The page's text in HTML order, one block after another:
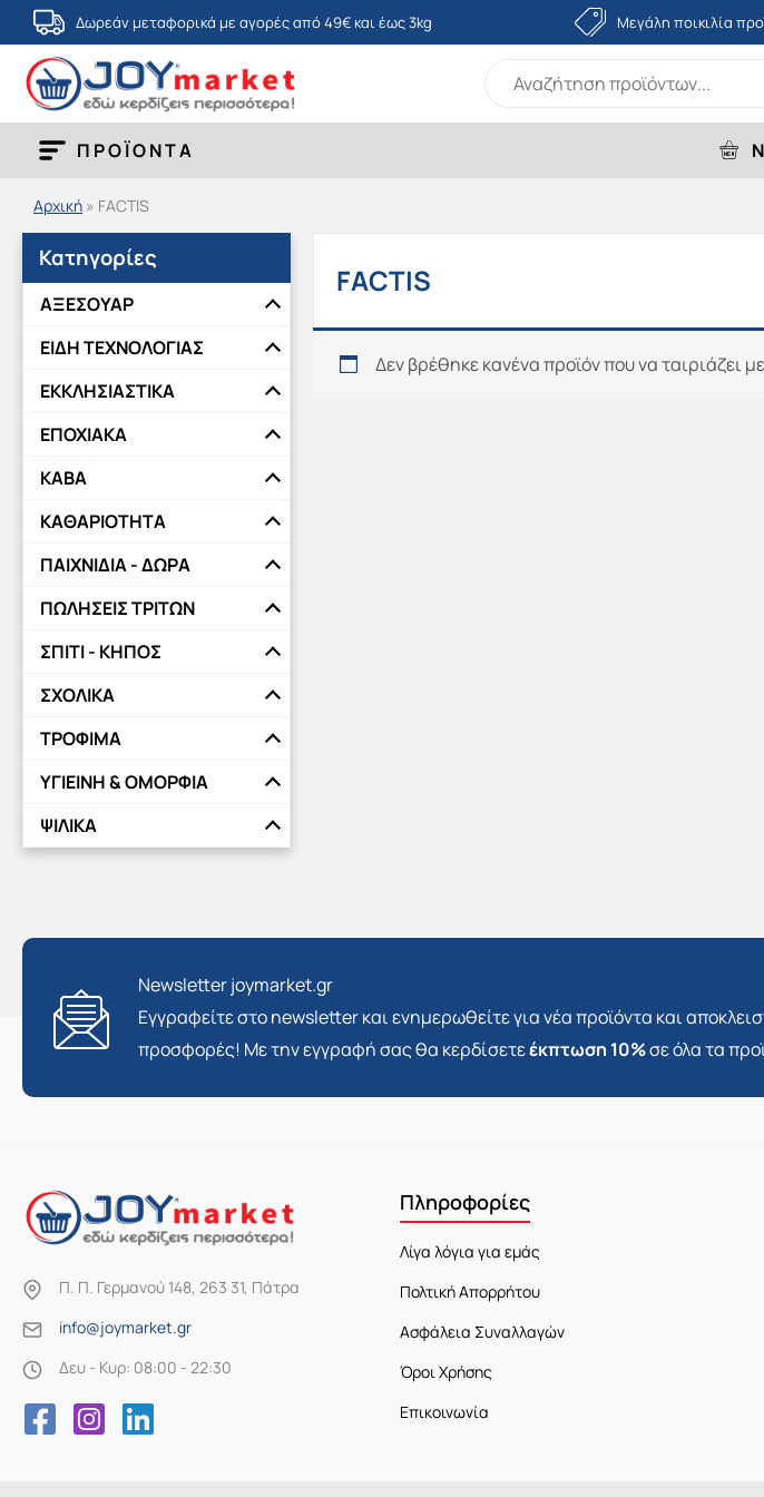
Μετάβαση
στο
περιεχόμενο
Δωρεάν μεταφορικά με αγορές από 49€ και έως 3kg Μεγάλη ποικιλία
ΠΡΟΪΟΝΤΑ
Αρχική » FACTIS
Κατηγορίες
ΑΞΕΣΟΥΑΡ
ΕΙΔΗ ΤΕΧΝΟΛΟΓΙΑΣ
ΕΚΚΛΗΣΙΑΣΤΙΚΑ
ΕΠΟΧΙΑΚΑ
ΚΑΒΑ
ΚΑΘΑΡΙΟΤΗΤΑ
ΠΑΙΧΝΙΔΙΑ - ΔΩΡΑ
ΠΩΛΗΣΕΙΣ ΤΡΙΤΩΝ
ΣΠΙΤΙ - ΚΗΠΟΣ
ΣΧΟΛΙΚΑ
ΤΡΟΦΙΜΑ
ΥΓΙΕΙΝΗ & ΟΜΟΡΦΙΑ
ΨΙΛΙΚΑ
FACTIS
Δεν βρέθηκε κανένα προϊόν που να ταιριάζει
Newsletter joymarket.gr
Εγγραφείτε στο newsletter και ενημερωθείτε για νέα προϊόντα και
προσφορές! Με την εγγραφή σας θα κερδίσετεέκπτωση 10%σε όλα τα
Π. Π. Γερμανού 148, 263 31, Πάτρα
info@joymarket.gr
Δευ - Κυρ: 08:00 - 22:30
Πληροφορίες
Λίγα λόγια για εμάς
Πολτική Απορρήτου
Ασφάλεια Συναλλαγών
Όροι Χρήσης
Επικοινωνία